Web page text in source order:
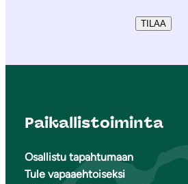
TILAA
Paikallistoiminta
Osallistu tapahtumaan
Tule vapaaehtoiseksi